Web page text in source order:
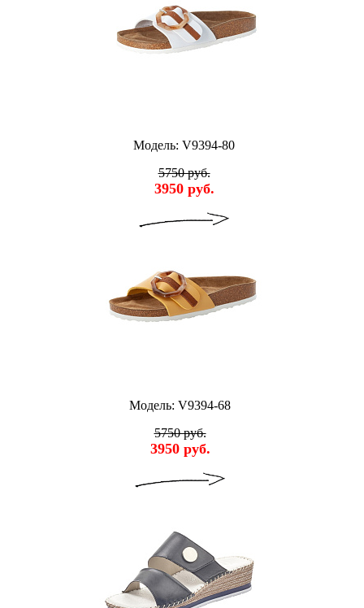
Модель: V9394-80
5750 руб.
3950 руб.
Модель: V9394-68
5750 руб.
3950 руб.